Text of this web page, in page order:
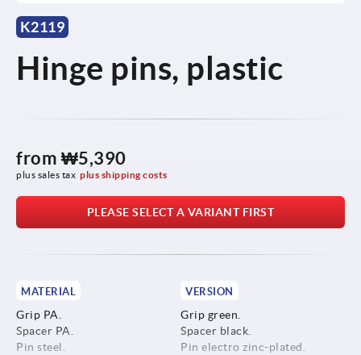
K2119
Hinge pins, plastic
from ₩5,390
plus sales tax plus shipping costs
PLEASE SELECT A VARIANT FIRST
MATERIAL
Grip PA.
Spacer PA.
Pin steel.
VERSION
Grip green.
Spacer black.
Pin electro zinc-plated.